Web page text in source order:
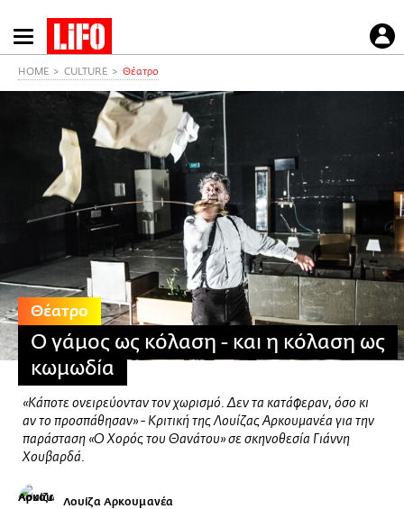
Παράκαμψη
προς
κυρίως
HOME CULTURE Θέατρο
Θέατρο
Ο γάμος ως κόλαση - και η κόλαση ως
κωμωδία
«Κάποτε ονειρεύονταν τον χωρισμό. Δεν τα κατάφεραν, όσο κι
αν το προσπάθησαν» - Κριτική της Λουίζας Αρκουμανέα για την
παράσταση «Ο Χορός του Θανάτου» σε σκηνοθεσία Γιάννη
Χουβαρδά.
Λουίζα Αρκουμανέα